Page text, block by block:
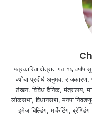
पत्रकारिता क्षेत्रात गत १६
वर्षांचा प्रदीर्घ अनुभव.
लेखन. विविध दैनिक, मंत्रालय,
लोकसभा, विधानसभा, मनपा
इमेज बिल्डिंग, मार्केटिंग, ब्रॅण्डिंग